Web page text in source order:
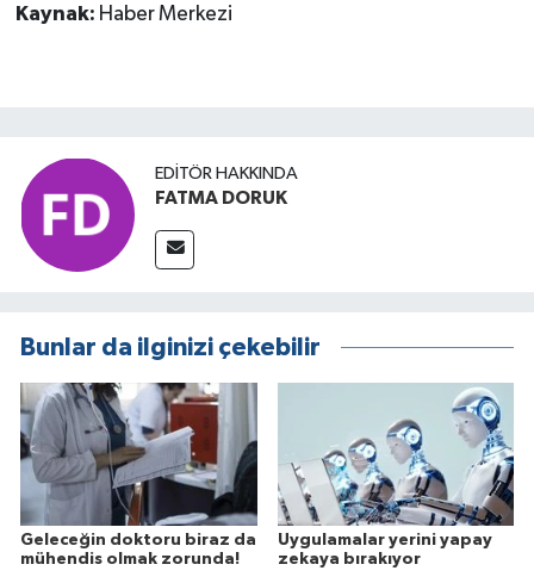
Kaynak: Haber Merkezi
EDITÖR HAKKINDA
FATMA DORUK
Bunlar da ilginizi çekebilir
Geleceğin doktoru biraz da
mühendis olmak zorunda!
Uygulamalar yerini yapay
zekaya bırakıyor